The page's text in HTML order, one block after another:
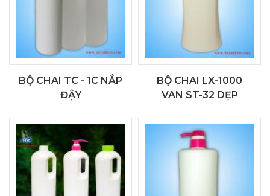
BỘ CHAI TC - 1C NẮP
ĐẬY
BỘ CHAI LX-1000
VAN ST-32 DẸP